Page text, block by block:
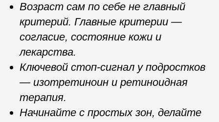
Возраст сам по себе не главный
критерий. Главные критерии —
согласие, состояние кожи и
лекарства.
Ключевой стоп-сигнал у подростков
— изотретиноин и ретиноидная
терапия.
Начинайте с простых зон, делайте